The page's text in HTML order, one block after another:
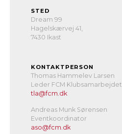
STED
Dream 99
Hagelskærvej 41,
7430 Ikast
KONTAKTPERSON
Thomas Hammelev Larsen
Leder FCM Klubsamarbejdet
tla@fcm.dk
Andreas Munk Sørensen
Eventkoordinator
aso@fcm.dk